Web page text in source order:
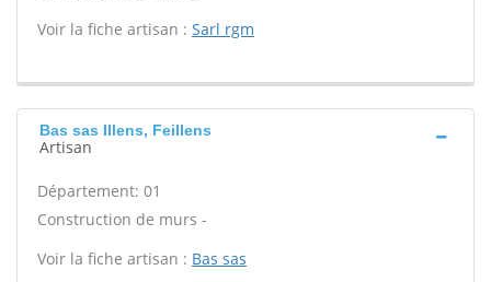
Voir la fiche artisan : Sarl rgm
Bas sas Illens, Feillens
Artisan
Département: 01
Construction de murs -
Voir la fiche artisan : Bas sas